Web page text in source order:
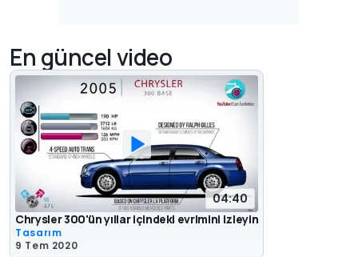
En güncel video
04:40
Chrysler 300'ün yıllar içindeki evrimini izleyin
Tasarım
9 Tem 2020